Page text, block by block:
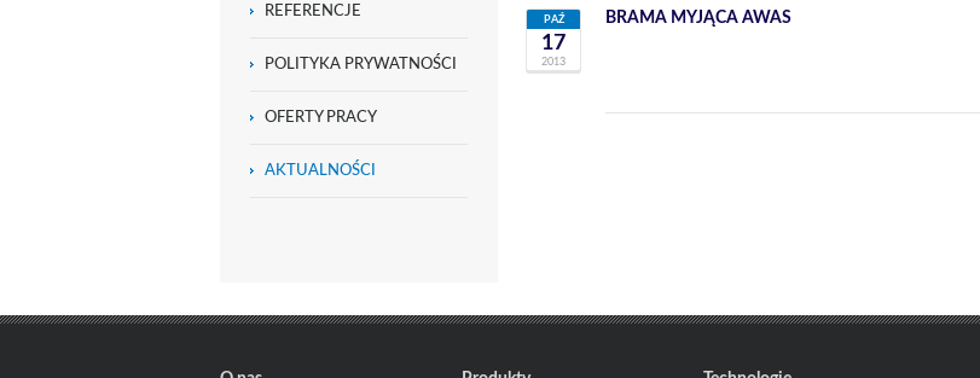
REFERENCJE
POLITYKA PRYWATNOŚCI
OFERTY PRACY
AKTUALNOŚCI
PAŹ
17
2013
BRAMA MYJĄCA AWAS